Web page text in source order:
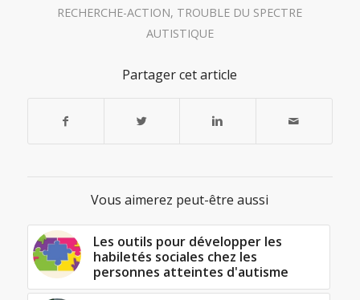
RECHERCHE-ACTION, TROUBLE DU SPECTRE
AUTISTIQUE
Partager cet article
Vous aimerez peut-être aussi
Les outils pour développer les
habiletés sociales chez les
personnes atteintes d'autisme